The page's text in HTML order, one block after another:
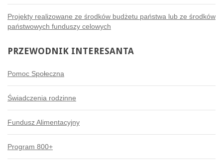
Projekty realizowane ze środków budżetu państwa lub ze środków
państwowych funduszy celowych
PRZEWODNIK INTERESANTA
Pomoc Społeczna
Świadczenia rodzinne
Fundusz Alimentacyjny
Program 800+